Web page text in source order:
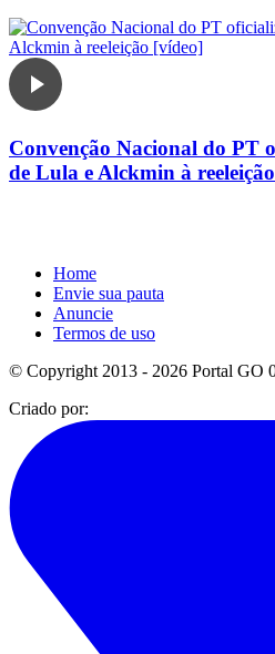
Convenção Nacional do PT
de Lula e Alckmin à
Home
Envie sua pauta
Anuncie
Termos de uso
© Copyright 2013 - 2026 Portal GO
Criado por: